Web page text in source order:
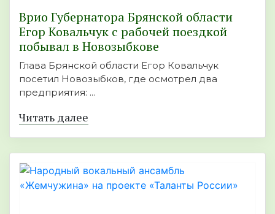
Врио Губернатора Брянской области
Егор Ковальчук с рабочей поездкой
побывал в Новозыбкове
Глава Брянской области Егор Ковальчук
посетил Новозыбков, где осмотрел два
предприятия: ...
Читать далее